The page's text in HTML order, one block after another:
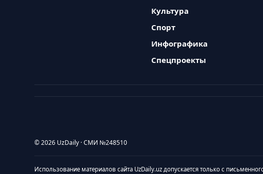
Культура
Спорт
Инфографика
Спецпроекты
© 2026 UzDaily · СМИ №248510
Использование материалов сайта UzDaily.uz допускается только с